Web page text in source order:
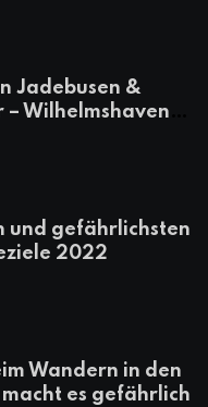
Jadebusen &
Wilhelmshaven
und gefährlichsten
2022
Wandern in den
macht es gefährlich